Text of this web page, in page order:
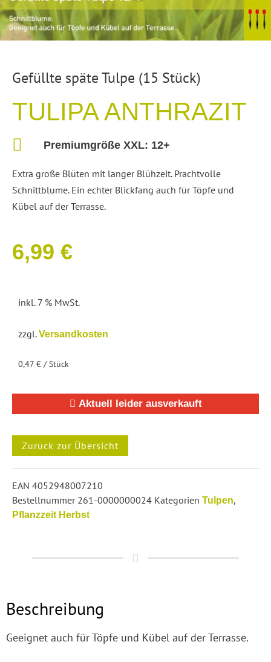
Gefüllte späte Tulpe (15 Stück)
TULIPA ANTHRAZIT
Premiumgröße XXL: 12+
Extra große Blüten mit langer Blühzeit. Prachtvolle
Schnittblume. Ein echter Blickfang auch für Töpfe und
Kübel auf der Terrasse.
6,99 €
inkl. 7 % MwSt.
zzgl.Versandkosten
0,47 € /Stück
Aktuell leider ausverkauft
EAN 4052948007210
Bestellnummer 261-0000000024 Kategorien Tulpen,
Pflanzzeit Herbst
Beschreibung
Geeignet auch für Töpfe und Kübel auf der Terrasse.